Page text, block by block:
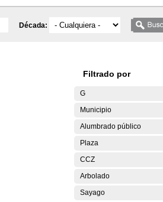
Década:
Filtrado por
G
Municipio
Alumbrado público
Plaza
CCZ
Arbolado
Sayago